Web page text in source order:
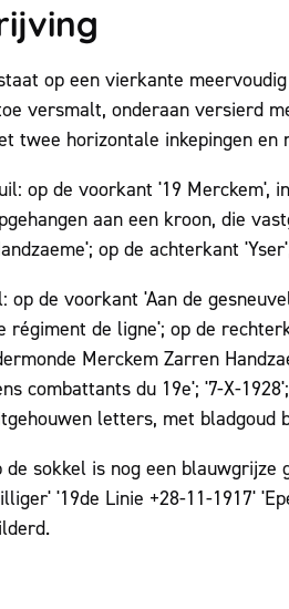
op een vierkante
versmalt, onderaan versierd
twee horizontale inkepingen en
op de voorkant '19 Merckem',
aan een kroon, die
op de achterkant
op de voorkant 'Aan de
régiment de ligne'; op de
Merckem Zarren
combattants du 19e'; '7-X-
letters, met bladgoud
de sokkel is nog een blauwgrijze
'19de Linie +28-11-1917'